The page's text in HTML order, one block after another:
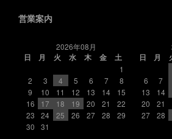
営業案内
2026年08月
日
月 火 水 木 金
土
1
2
3 4 5 6 7
8
9
10 11 12 13 14
15
16
17 18 19 20 21
22
23
24 25 26 27 28
29
30
31
日
月
6
7
13
14
20
21
27
28